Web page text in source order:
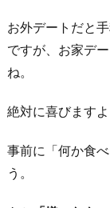
お外デートだと
ですが、お家デ
ね。
絶対に喜びますよ
事前に「何か食
う。